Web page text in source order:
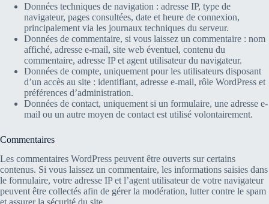
Données techniques de navigation : adresse IP, type de
navigateur, pages consultées, date et heure de connexion,
principalement via les journaux techniques du serveur.
Données de commentaire, si vous laissez un commentaire : nom
affiché, adresse e-mail, site web éventuel, contenu du
commentaire, adresse IP et agent utilisateur du navigateur.
Données de compte, uniquement pour les utilisateurs disposant
d’un accès au site : identifiant, adresse e-mail, rôle WordPress et
préférences d’administration.
Données de contact, uniquement si un formulaire, une adresse e-
mail ou un autre moyen de contact est utilisé volontairement.
Commentaires
Les commentaires WordPress peuvent être ouverts sur certains
contenus. Si vous laissez un commentaire, les informations saisies dans
le formulaire, votre adresse IP et l’agent utilisateur de votre navigateur
peuvent être collectés afin de gérer la modération, lutter contre le spam